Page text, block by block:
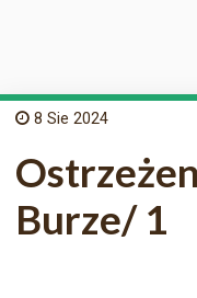
8 Sie 2024
Burze/ 1